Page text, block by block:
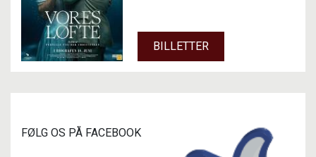
BILLETTER
FØLG OS PÅ FACEBOOK